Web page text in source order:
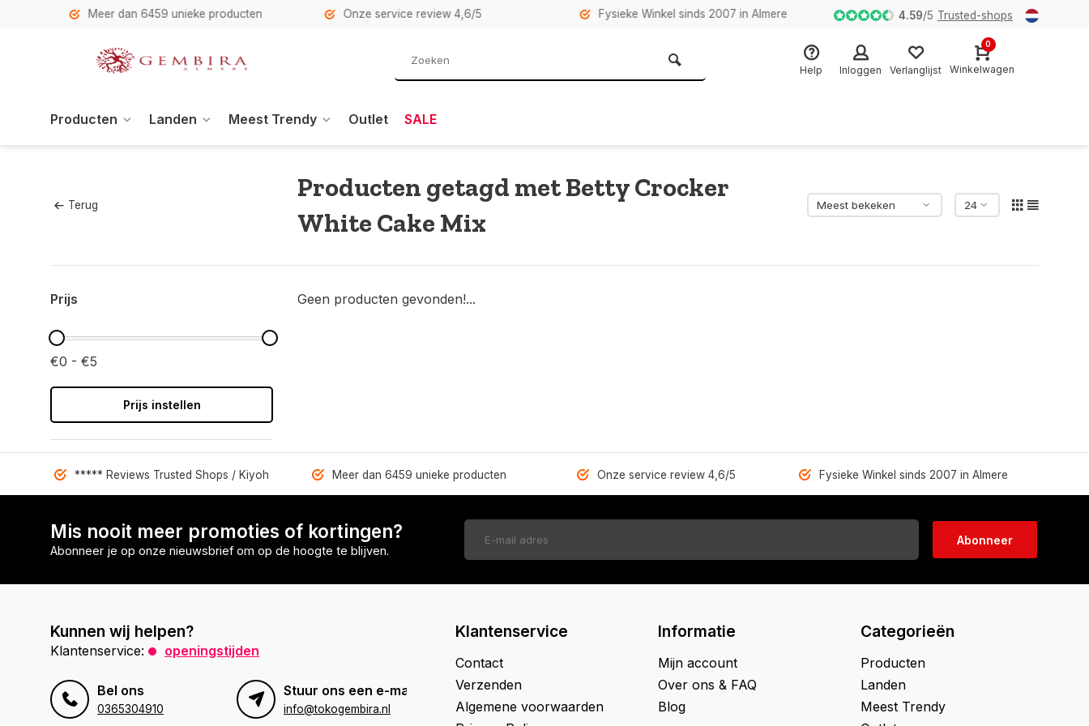
Meer dan 6459 unieke producten Onze service review 4,6/5 Fysieke Winkel sinds 2007 in Almere 4.59/5 Trusted-shops
Help Inloggen Verlanglijst
0
Winkelwagen
Producten Landen Meest Trendy Outlet SALE
Terug
Producten getagd met Betty Crocker
White Cake Mix
Prijs
€0 - €5
Prijs instellen
Geen producten gevonden!...
***** Reviews Trusted Shops / Kiyoh Meer dan 6459 unieke producten Onze service review 4,6/5 Fysieke Winkel sinds 2007 in Almere
Mis nooit meer promoties of kortingen?
Abonneer je op onze nieuwsbrief om op de hoogte te blijven.
Abonneer
Kunnen wij helpen?
Klantenservice: openingstijden
Bel ons
0365304910
Stuur ons een e-mail
info@tokogembira.nl
Klantenservice
Contact
Verzenden
Algemene voorwaarden
Informatie
Mijn account
Over ons & FAQ
Blog
Categorieën
Producten
Landen
Meest Trendy